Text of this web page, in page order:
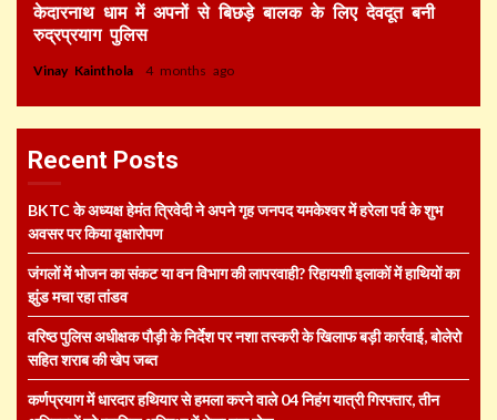
केदारनाथ धाम में अपनों से बिछड़े बालक के लिए देवदूत बनी
रुद्रप्रयाग पुलिस
Vinay Kainthola 4 months ago
Recent Posts
BKTC के अध्यक्ष हेमंत त्रिवेदी ने अपने गृह जनपद यमकेश्वर में हरेला पर्व के शुभ
अवसर पर किया वृक्षारोपण
जंगलों में भोजन का संकट या वन विभाग की लापरवाही? रिहायशी इलाकों में हाथियों का
झुंड मचा रहा तांडव
वरिष्ठ पुलिस अधीक्षक पौड़ी के निर्देश पर नशा तस्करी के खिलाफ बड़ी कार्रवाई, बोलेरो
सहित शराब की खेप जब्त
कर्णप्रयाग में धारदार हथियार से हमला करने वाले 04 निहंग यात्री गिरफ्तार, तीन